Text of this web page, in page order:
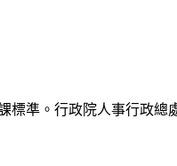
準。行政院人事行政總